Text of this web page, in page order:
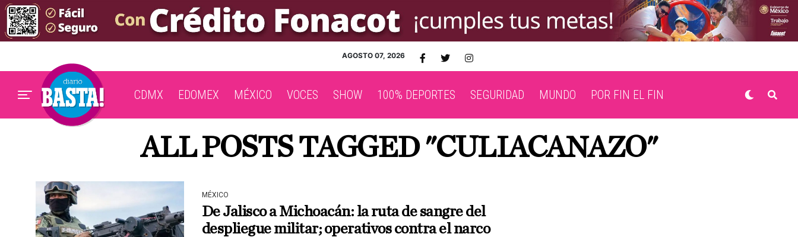
AGOSTO 07, 2026
CDMX EDOMEX MÉXICO VOCES SHOW 100% DEPORTES SEGURIDAD MUNDO POR FIN EL FIN
ALL POSTS TAGGED "CULIACANAZO"
MÉXICO
De Jalisco a Michoacán: la ruta de sangre del
despliegue militar; operativos contra el narco